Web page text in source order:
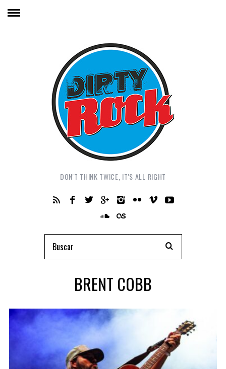
DON'T THINK TWICE, IT'S ALL RIGHT
BRENT COBB